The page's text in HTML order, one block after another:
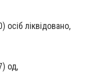
ліквідовано,
од,